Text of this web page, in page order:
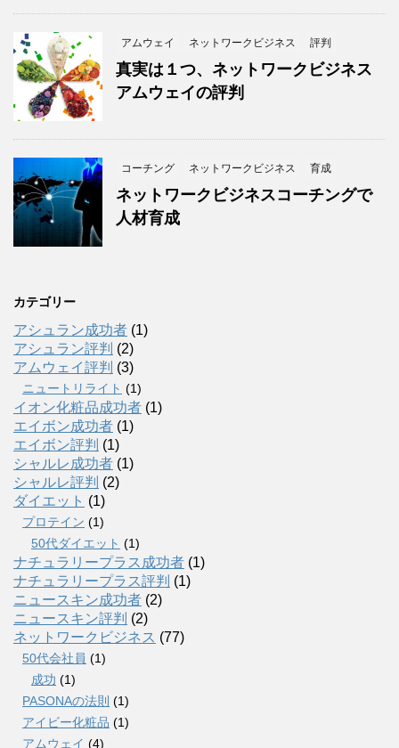
アムウェイ ネットワークビジネス 評判
真実は１つ、ネットワークビジネス
アムウェイの評判
コーチング ネットワークビジネス 育成
ネットワークビジネスコーチングで
人材育成
カテゴリー
アシュラン成功者 (1)
アシュラン評判 (2)
アムウェイ評判 (3)
ニュートリライト (1)
イオン化粧品成功者 (1)
エイボン成功者 (1)
エイボン評判 (1)
シャルレ成功者 (1)
シャルレ評判 (2)
ダイエット (1)
プロテイン (1)
50代ダイエット (1)
ナチュラリープラス成功者 (1)
ナチュラリープラス評判 (1)
ニュースキン成功者 (2)
ニュースキン評判 (2)
ネットワークビジネス (77)
50代会社員 (1)
成功 (1)
PASONAの法則 (1)
アイビー化粧品 (1)
アムウェイ (4)